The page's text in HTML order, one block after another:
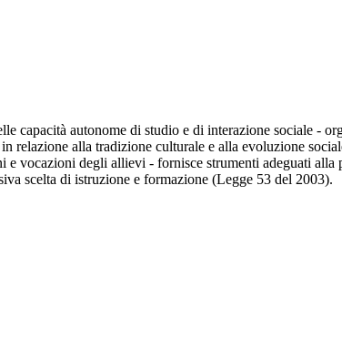
capacità autonome di studio e di interazione sociale -
alla tradizione culturale e alla evoluzione
e vocazioni degli allievi - fornisce strumenti adeguati
scelta di istruzione e formazione (Legge 53 del 2003).